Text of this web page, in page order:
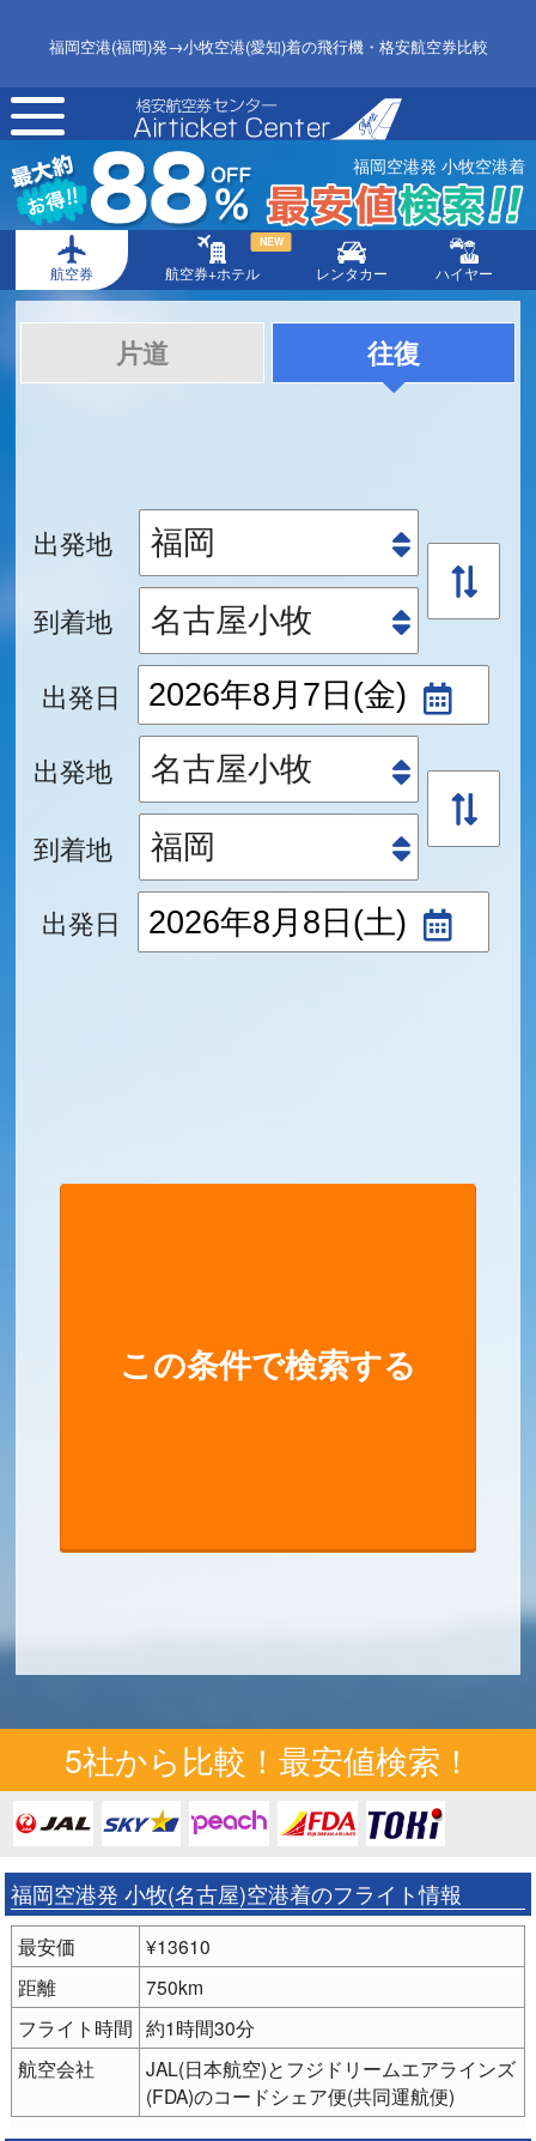
福岡空港(福岡)発→小牧空港(愛知)着の飛行機・格安航空券比較
toggle
navigation
福岡空港発 小牧空港着
航空券 航空券+ホテル
NEW
レンタカー ハイヤー
片道 往復
出発地
到着地
出発日
出発地
到着地
出発日
5社から比較！最安値検索！
福岡空港発 小牧(名古屋)空港着のフライト情報
最安価
¥13610
距離
750km
フライト時間 約1時間30分
航空会社
JAL(日本航空)とフジドリームエアラインズ
(FDA)のコードシェア便(共同運航便)